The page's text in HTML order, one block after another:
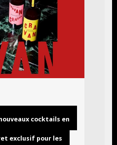
cocktails en
exclusif pour les